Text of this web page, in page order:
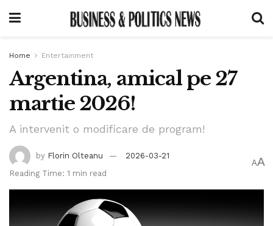
Home Entertainment
Argentina, amical pe 27
martie 2026!
A intervenit o modificare de program!
by Florin Olteanu
2026-03-21
Reading Time: 1 min read
AA